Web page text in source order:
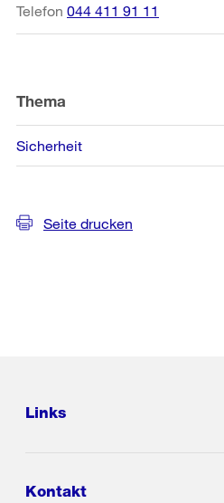
Telefon 044 411 91 11
Thema
Sicherheit
Seite drucken
Links
Kontakt